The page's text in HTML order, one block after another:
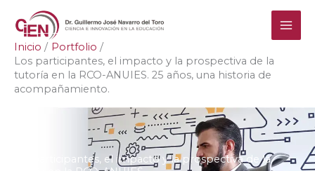
contenido
Inicio
Portfolio
Los participantes, el impacto y la prospectiva de la
tutoría en la RCO-ANUIES. 25 años, una historia de
acompañamiento.
Los participantes, el impacto y la prospectiva de la